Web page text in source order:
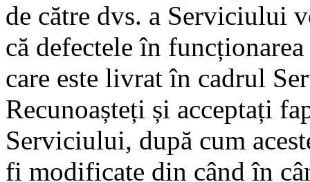
de către dvs. a Serviciului
că defectele în
care este livrat în cadrul
Recunoașteți și acceptați
Serviciului, după cum
fi modificate din când în